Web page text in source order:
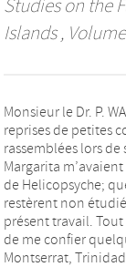
Studies on the
Islands, Volume
Monsieur le Dr. P.
reprises de petites
rassemblées lors de
Margarita
de Helicopsyche;
restèrent non
présent travail. Tout
de me confier
Montserrat,